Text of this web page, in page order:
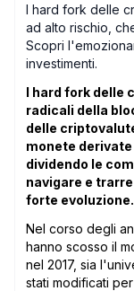
I hard fork delle
ad alto rischio,
Scopri
investimenti.
I hard fork delle
radicali della
delle
monete
dividendo le
navigare e
forte evoluzione.
Nel corso degli
hanno scosso il
nel 2017, sia
stati modificati